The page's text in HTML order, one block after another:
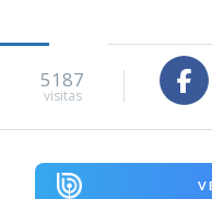
5187
visitas